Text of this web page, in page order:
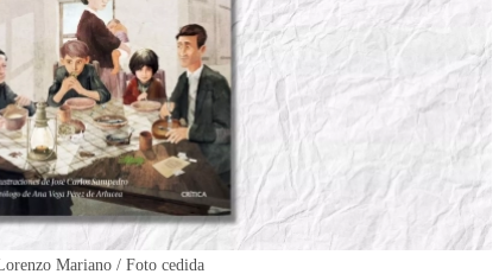
Mariano / Foto cedida